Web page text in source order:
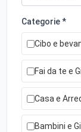
Categorie *
Cibo e
Fai da te e
Casa e
Bambini e